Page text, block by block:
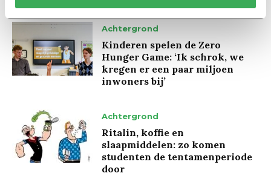
Achtergrond
Kinderen spelen de Zero
Hunger Game: ‘Ik schrok, we
kregen er een paar miljoen
inwoners bij’
Achtergrond
Ritalin, koffie en
slaapmiddelen: zo komen
studenten de tentamenperiode
door